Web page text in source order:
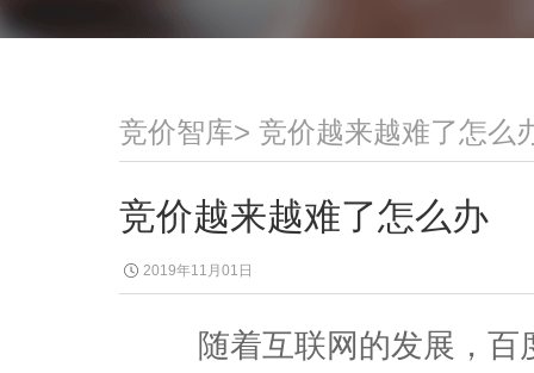
竞价智库> 竞价越来越难了怎么
竞价越来越难了怎么办
2019年11月01日
随着互联网的发展，百